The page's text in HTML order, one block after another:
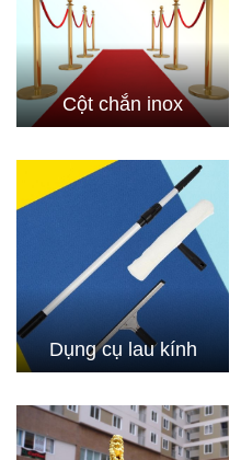
Cột chắn inox
Dụng cụ lau kính